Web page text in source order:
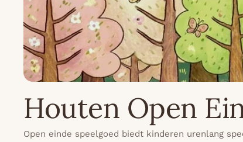
Houten Open
Open einde speelgoed biedt kinderen urenlang